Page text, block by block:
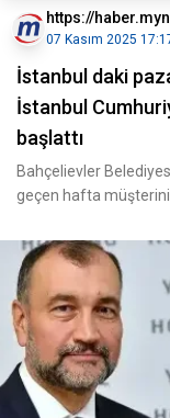
https://
07 Kasım 2025
İstanbul daki
İstanbul
başlattı
Bahçelievler
geçen hafta